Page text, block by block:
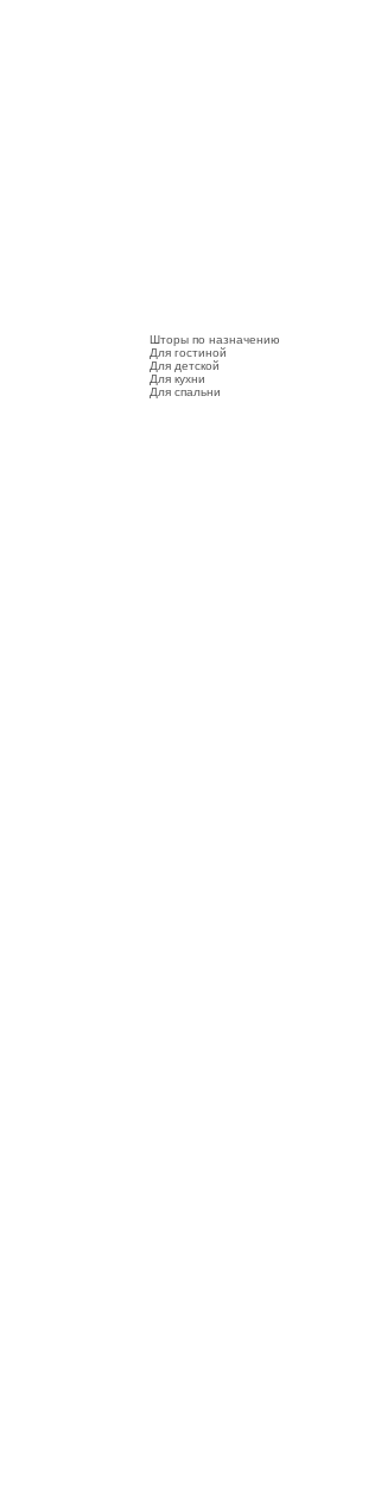
Шторы по назначению
Для гостиной
Для детской
Для кухни
Для спальни